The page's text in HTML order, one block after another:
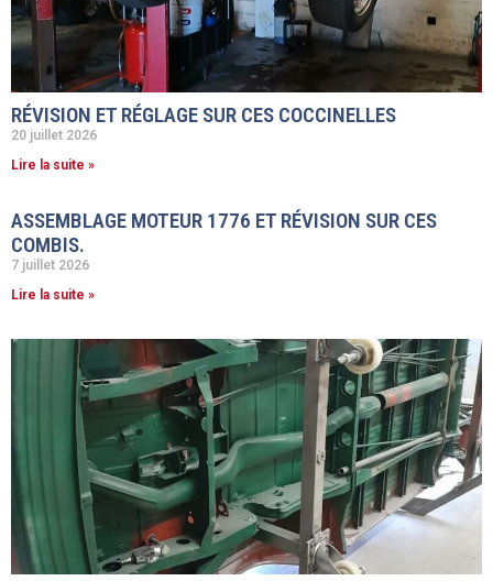
RÉVISION ET RÉGLAGE SUR CES COCCINELLES
20 juillet 2026
Lire la suite »
ASSEMBLAGE MOTEUR 1776 ET RÉVISION SUR CES
COMBIS.
7 juillet 2026
Lire la suite »